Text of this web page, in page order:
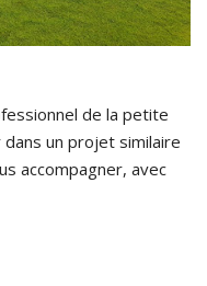
de la petite
un projet similaire
accompagner, avec